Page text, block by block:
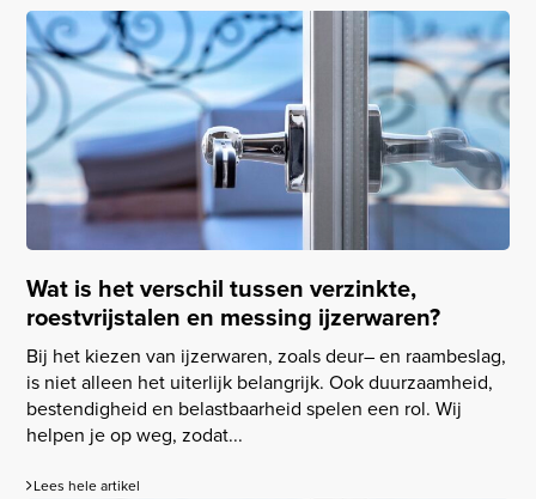
Wat is het verschil tussen verzinkte,
roestvrijstalen en messing ijzerwaren?
Bij het kiezen van ijzerwaren, zoals deur– en raambeslag,
is niet alleen het uiterlijk belangrijk. Ook duurzaamheid,
bestendigheid en belastbaarheid spelen een rol. Wij
helpen je op weg, zodat...
Lees hele artikel